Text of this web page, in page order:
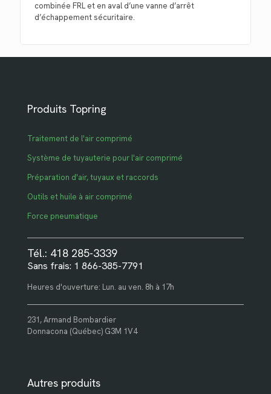
combinée FRL et en aval d’une vanne d’arrêt
d’échappement sécuritaire.
Produits Topring
Traitement de l'air comprimé
Système de tuyauterie pour l'air comprimé
Préparation d'air, tuyaux et raccords
Outils et huile à air comprimé
Force pneumatique
Tél.: 418 285-3339
Sans frais: 1 866-385-7791
Heures d'ouverture: Lun. au ven. 8h à 17h
231, Armand Bombardier
Donnacona (Québec) G3M 1V4
Autres produits